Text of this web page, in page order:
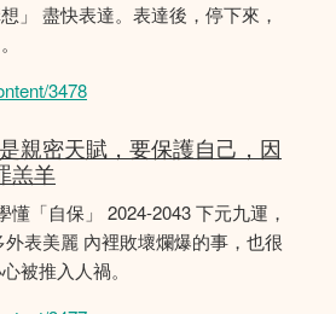
」 盡快表達。表達後，停下來，
3478
親密天賦，要保護自己，因
羔羊
懂「自保」 2024-2043 下元九運，
表美麗 內裡敗壞爛爆的事，也很
被推入人禍。